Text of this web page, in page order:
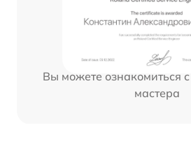
Вы можете ознакомиться
мастера